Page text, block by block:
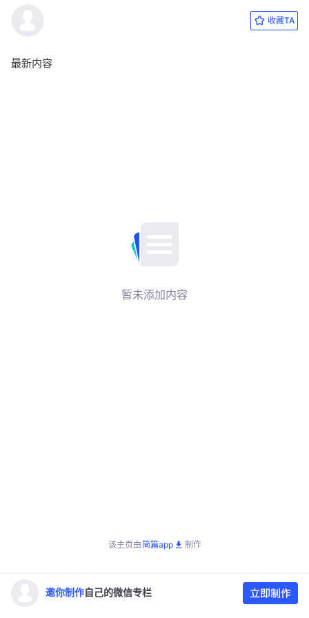
收藏TA
最新内容
暂未添加内容
该主页由简篇app 制作
邀你制作 自己的微信专栏